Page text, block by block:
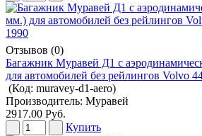
Отзывов (0)
Багажник Муравей Д1 с
для автомобилей без рейлингов Volvo
(Код: muravey-d1-aero)
Производитель: Муравей
2917.00 Руб.
Купить